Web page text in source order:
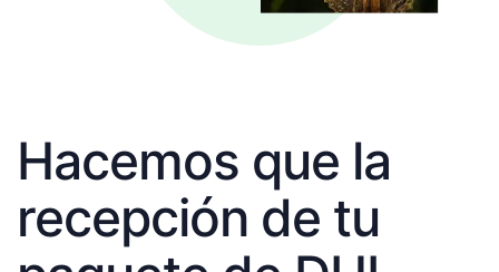
Hacemos que la
recepción de tu